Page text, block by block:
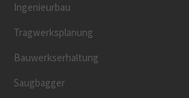
Ingenieurbau
Tragwerksplanung
Bauwerkserhaltung
Saugbagger